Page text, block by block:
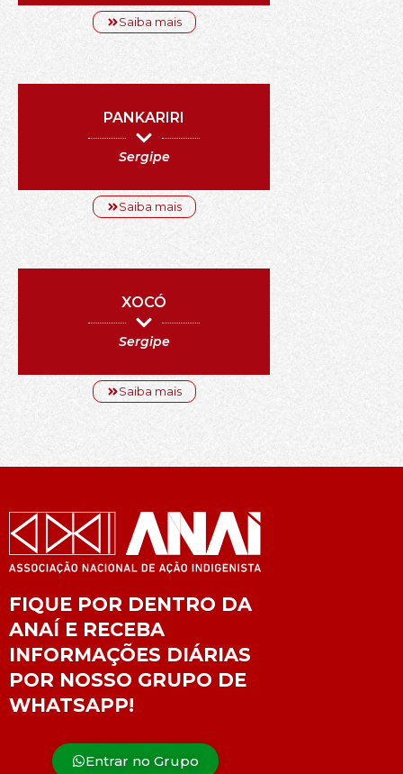
Saiba mais
PANKARIRI
Sergipe
Saiba mais
XOCÓ
Sergipe
Saiba mais
FIQUE POR DENTRO DA
ANAÍ E RECEBA
INFORMAÇÕES DIÁRIAS
POR NOSSO GRUPO DE
WHATSAPP!
Entrar no Grupo